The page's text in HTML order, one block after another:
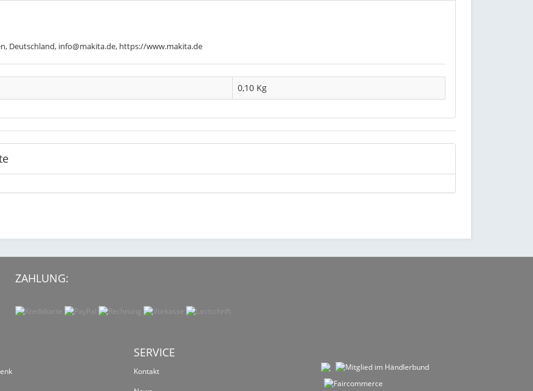
Deutschland, info@makita.de, https://www.makita.de
0,10 Kg
ZAHLUNG:
SERVICE
Kontakt